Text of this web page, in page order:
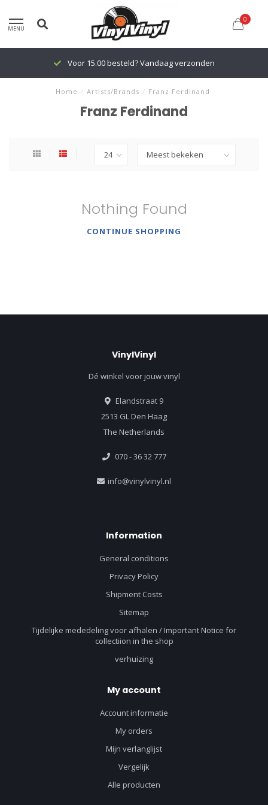
MENU
0
Voor 15.00 besteld? Vandaag verzonden
Home / Artists/Brands / Franz Ferdinand
Franz Ferdinand
Nothing Found
CONTINUE SHOPPING
VinylVinyl
Dé winkel voor jouw vinyl
Elandstraat 9
2513 GL Den Haag
The Netherlands
070 - 36 32 777
info@vinylvinyl.nl
Information
General conditions
Privacy Policy
Shipment Costs
Sitemap
Tijdelijke mededeling voor afhalen / Important Notice for
collectiion in the shop
verhuizing
My account
Account informatie
My orders
Mijn verlanglijst
Vergelijk
Alle producten